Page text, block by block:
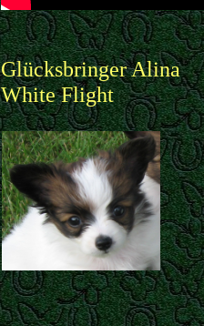
Glücksbringer Alina
White Flight